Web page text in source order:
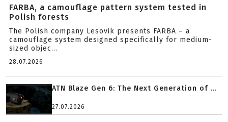
FARBA, a camouflage pattern system tested in
Polish forests
The Polish company Lesovik presents FARBA – a
camouflage system designed specifically for medium-
sized objec...
28.07.2026
ATN Blaze Gen 6: The Next Generation of ...
27.07.2026